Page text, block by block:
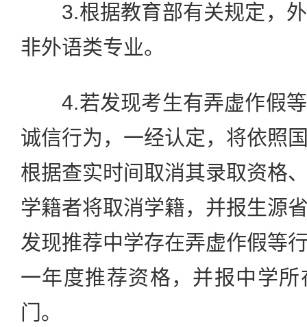
3.根据教育部有关规定，外
非外语类专业。
4.若发现考生有弄虚作假等
诚信行为，一经认定，将依照
根据查实时间取消其录取资格
学籍者将取消学籍，并报生源
发现推荐中学存在弄虚作假等
一年度推荐资格，并报中学
门。